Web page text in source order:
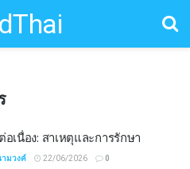
อเนื่อง: สาเหตุและการรักษา
มวงค์ 22/06/2026 0